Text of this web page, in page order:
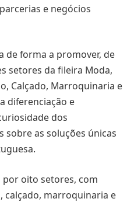
e negócios
de forma a promover, de
setores da fileira Moda,
Calçado, Marroquinaria e
diferenciação e
dos
as soluções únicas
por oito setores, com
calçado, marroquinaria e